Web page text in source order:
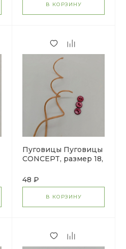
В КОРЗИНУ
Пуговицы Пуговицы
CONCEPT, размер 18,
розовый
48 ₽
В КОРЗИНУ